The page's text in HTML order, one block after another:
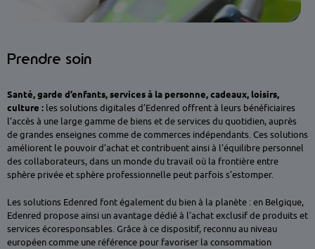
Prendre soin
Santé, garde d’enfants, services à la personne, cadeaux, loisirs,
culture : les solutions digitales d’Edenred offrent à leurs bénéficiaires
l’accès à une large gamme de biens et de services du quotidien, auprès
de grandes enseignes comme de commerces indépendants. Ces solutions
améliorent le pouvoir d’achat et contribuent ainsi à l'équilibre personnel
des collaborateurs, dans un monde du travail où la frontière entre
sphère privée et sphère professionnelle peut parfois s’estomper.
Les solutions Edenred font également du bien à la planète : en Belgique,
Edenred propose ainsi un avantage dédié à l’achat exclusif de produits et
services écoresponsables. Grâce à ce dispositif, reconnu au niveau
européen comme une référence pour favoriser la consommation